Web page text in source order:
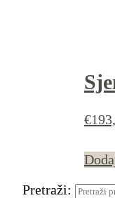
€
Pretraži: